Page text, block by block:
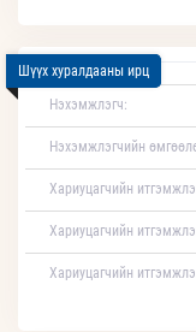
Шүүх хуралдааны ирц
Нэхэмжлэгч:
Нэхэмжлэгчийн
Хариуцагчийн
Хариуцагчийн
Хариуцагчийн